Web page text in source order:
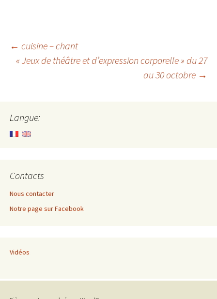
Navigation
articles
← cuisine – chant
« Jeux de théâtre et d’expression corporelle » du 27
au 30 octobre →
Langue:
Contacts
Nous contacter
Notre page sur Facebook
Vidéos